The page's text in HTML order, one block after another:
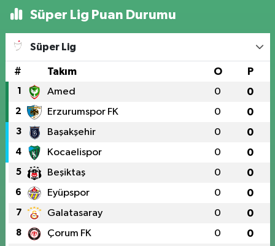
Süper Lig Puan Durumu
Süper Lig
# Takım O P
1 Amed 0 0
2 Erzurumspor FK 0 0
3 Başakşehir 0 0
4 Kocaelispor 0 0
5 Beşiktaş 0 0
6 Eyüpspor 0 0
7 Galatasaray 0 0
8 Çorum FK 0 0